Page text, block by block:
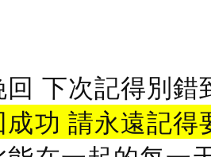
下次記得別錯
功 請永遠記得